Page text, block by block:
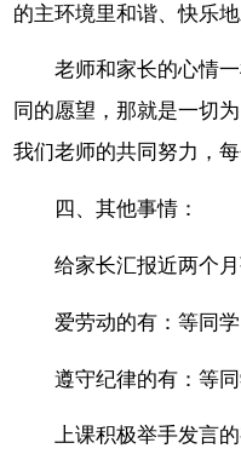
的主环境里和谐、快乐地
老师和家长的心情
同的愿望，那就是一切
我们老师的共同努力，
四、其他事情：
给家长汇报近两个
爱劳动的有：等同学
遵守纪律的有：等同
上课积极举手发言的